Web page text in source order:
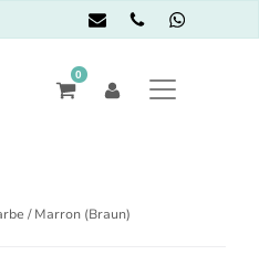
0
/ Marron (Braun)